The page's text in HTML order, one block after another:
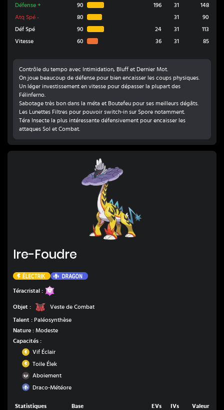
Défense + 90 196 31
148
Atq Spé - 80 31
90
Déf Spé
90 24 31
113
Vitesse
60 36 31 85
Contrôle du tempo avec Intimidation, Bluff et Dernier Mot.
On joue beaucoup de défense pour bien encaisser les coups physiques.
Un léger investissement en vitesse pour dépasser la plupart des
Félinferno.
Sabotage très bon dans la méta et Boutefeu pour ses meilleurs dégâts.
Les Lunettes Filtres pour pouvoir switch-in sur Spore notamment.
Téra Insecte la plus intéressante défensivement pour encaisser les
attaques Sol et Combat.
Ire-Foudre
Électrik Dragon
Téracristal :
Objet : Veste de Combat
Talent : Paléosynthèse
Nature : Modeste
Capacités :
Électrik
Vif Éclair
Électrik
Toile Élek
Ténèbres
Aboiement
Dragon
Draco-Météore
Statistiques Base EVs IVs Valeur